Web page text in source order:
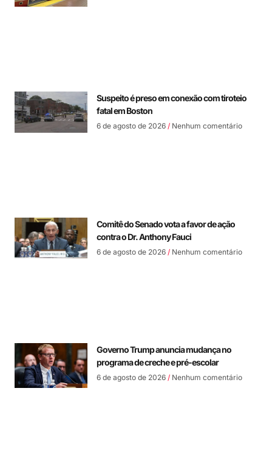
Suspeito é preso em conexão com tiroteio
fatal em Boston
6 de agosto de 2026 Nenhum comentário
Comitê do Senado vota a favor de ação
contra o Dr. Anthony Fauci
6 de agosto de 2026 Nenhum comentário
Governo Trump anuncia mudança no
programa de creche e pré-escolar
6 de agosto de 2026 Nenhum comentário